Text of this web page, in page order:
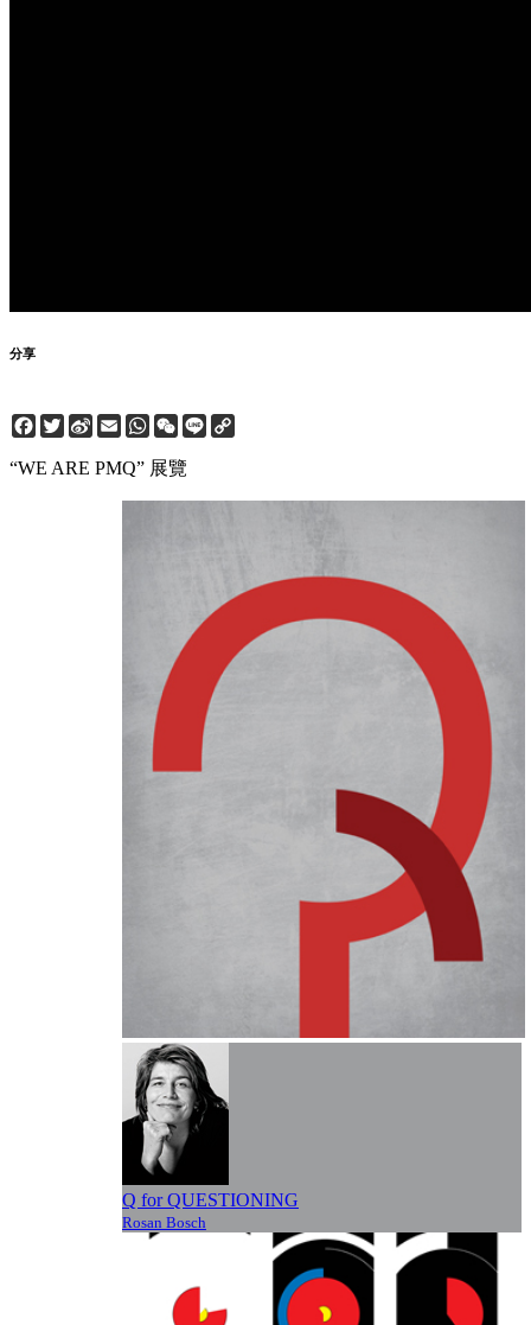
分享
Facebook
Twitter
Sina
Weibo
EmailWhatsApp
WeChat
Line
“WE ARE PMQ” 展覽
Q for QUESTIONING
Rosan Bosch